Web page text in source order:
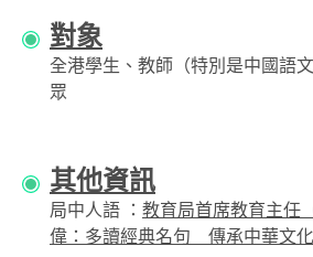
對象
全港學生、教師（特別是中國語
眾
其他資訊
局中人語 ： 教育局首席教育主任
偉：多讀經典名句 傳承中華文